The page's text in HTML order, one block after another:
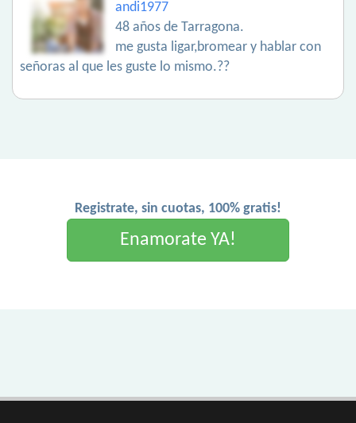
andi1977
48 años de Tarragona.
me gusta ligar,bromear y hablar con
señoras al que les guste lo mismo.??
Registrate, sin cuotas, 100% gratis!
Enamorate YA!